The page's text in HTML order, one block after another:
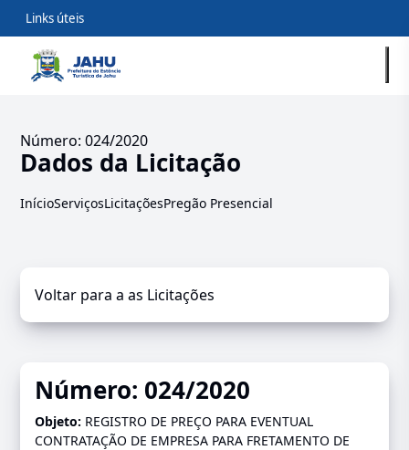
Links úteis
Número: 024/2020
Dados da Licitação
InícioServiçosLicitaçõesPregão Presencial
Voltar para a as Licitações
Número: 024/2020
Objeto: REGISTRO DE PREÇO PARA EVENTUAL
CONTRATAÇÃO DE EMPRESA PARA FRETAMENTO DE